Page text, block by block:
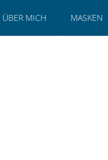
ÜBER MICH MASKEN